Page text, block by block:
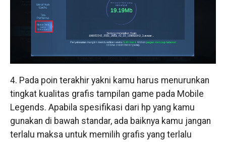
4. Pada poin terakhir yakni kamu harus menurunkan
tingkat kualitas grafis tampilan game pada Mobile
Legends. Apabila spesifikasi dari hp yang kamu
gunakan di bawah standar, ada baiknya kamu jangan
terlalu maksa untuk memilih grafis yang terlalu